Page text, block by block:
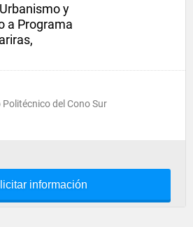
y
a Programa
Politécnico del Cono Sur
información